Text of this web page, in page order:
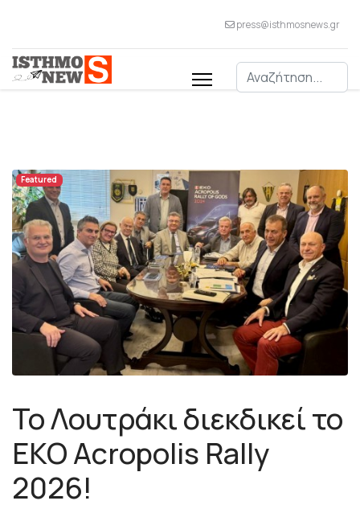
press@isthmosnews.gr
Αναζήτηση
Featured
Το Λουτράκι διεκδικεί το
EKO Acropolis Rally
2026!